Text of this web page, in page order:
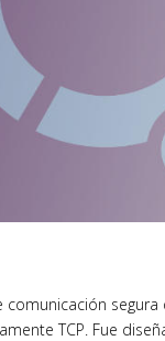
comunicación
TCP. Fue